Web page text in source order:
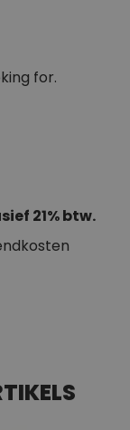
for.
21% btw.